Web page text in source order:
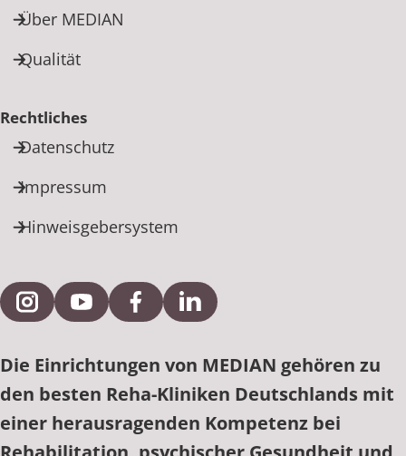
Über MEDIAN
Qualität
Rechtliches
Datenschutz
Impressum
Hinweisgebersystem
Externe Verlinkung zu Instagram
Externe Verlinkung zu YouTube
Externe Verlinkung zu Facebook
Externe Verlinkung zu
Die Einrichtungen von MEDIAN gehören zu
den besten Reha-Kliniken Deutschlands mit
einer herausragenden Kompetenz bei